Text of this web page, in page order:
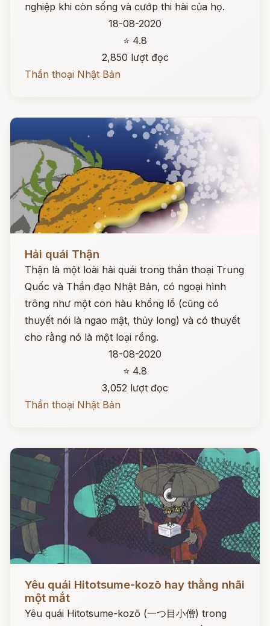
nghiệp khi còn sống và cướp thi hài của họ.
18-08-2020
⭐ 4.8
2,850 lượt đọc
Thần thoại Nhật Bản
Hải quái Thận
Thận là một loài hải quái trong thần thoại Trung
Quốc và Thần đạo Nhật Bản, có ngoại hình
trông như một con hàu khổng lồ (cũng có
thuyết nói là ngao mật, thủy long) và có thuyết
cho rằng nó là một loại rồng.
18-08-2020
⭐ 4.8
3,052 lượt đọc
Thần thoại Nhật Bản
Yêu quái Hitotsume-kozō hay thằng nhãi
một mắt
Yêu quái Hitotsume-kozō (一つ目小僧) trong